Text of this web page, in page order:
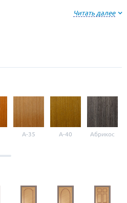
Читать далее
A-35 A-40 Абрикос